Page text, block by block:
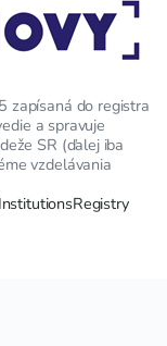
zapísaná do registra
a spravuje
SR (ďalej iba
vzdelávania